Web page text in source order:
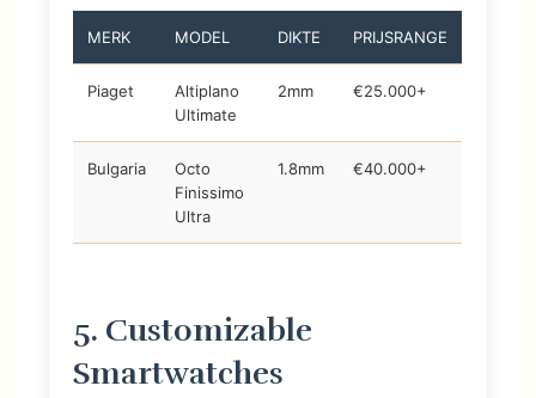
MERK MODEL DIKTE PRIJSRANGE
Piaget
Altiplano
Ultimate
2mm €25.000+
Bulgaria
Octo
Finissimo
Ultra
1.8mm €40.000+
5. Customizable
Smartwatches